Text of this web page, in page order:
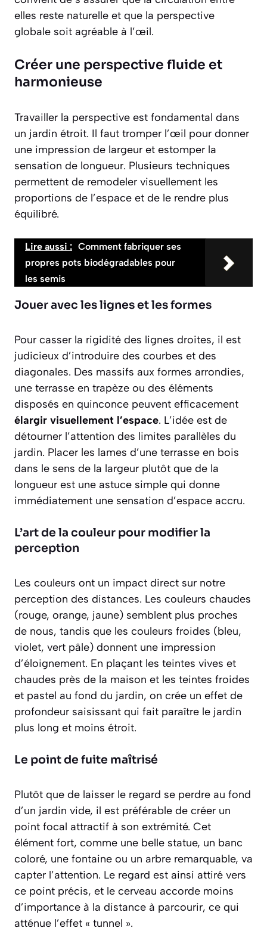
elles reste naturelle et que la perspective
globale soit agréable à l’œil.
Créer une perspective fluide et
harmonieuse
Travailler la perspective est fondamental dans
un jardin étroit. Il faut tromper l’œil pour donner
une impression de largeur et estomper la
sensation de longueur. Plusieurs techniques
permettent de remodeler visuellement les
proportions de l’espace et de le rendre plus
équilibré.
Lire aussi : Comment fabriquer ses
propres pots biodégradables pour
les semis
Jouer avec les lignes et les formes
Pour casser la rigidité des lignes droites, il est
judicieux d’introduire des courbes et des
diagonales. Des massifs aux formes arrondies,
une terrasse en trapèze ou des éléments
disposés en quinconce peuvent efficacement
élargir visuellement l’espace. L’idée est de
détourner l’attention des limites parallèles du
jardin. Placer les lames d’une terrasse en bois
dans le sens de la largeur plutôt que de la
longueur est une astuce simple qui donne
immédiatement une sensation d’espace accru.
L’art de la couleur pour modifier la
perception
Les couleurs ont un impact direct sur notre
perception des distances. Les couleurs chaudes
(rouge, orange, jaune) semblent plus proches
de nous, tandis que les couleurs froides (bleu,
violet, vert pâle) donnent une impression
d’éloignement. En plaçant les teintes vives et
chaudes près de la maison et les teintes froides
et pastel au fond du jardin, on crée un effet de
profondeur saisissant qui fait paraître le jardin
plus long et moins étroit.
Le point de fuite maîtrisé
Plutôt que de laisser le regard se perdre au fond
d’un jardin vide, il est préférable de créer un
point focal attractif à son extrémité. Cet
élément fort, comme une belle statue, un banc
coloré, une fontaine ou un arbre remarquable, va
capter l’attention. Le regard est ainsi attiré vers
ce point précis, et le cerveau accorde moins
d’importance à la distance à parcourir, ce qui
atténue l’effet « tunnel ».